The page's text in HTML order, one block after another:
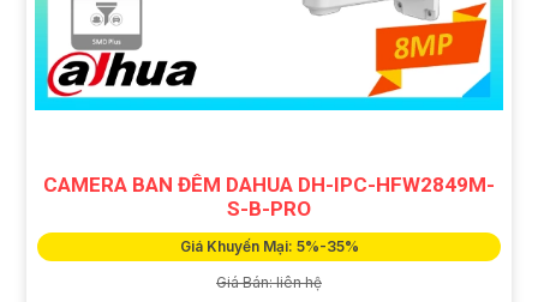
CAMERA BAN ĐÊM DAHUA DH-IPC-HFW2849M-
S-B-PRO
Giá Khuyến Mại: 5%-35%
Giá Bán: liên hệ